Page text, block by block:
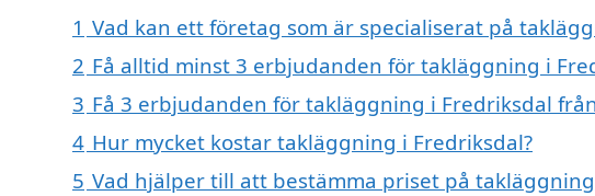
1 Vad kan ett företag som är specialiserat på
2 Få alltid minst 3 erbjudanden för takläggning i
3 Få 3 erbjudanden för takläggning i Fredriksdal
4 Hur mycket kostar takläggning i Fredriksdal?
5 Vad hjälper till att bestämma priset på